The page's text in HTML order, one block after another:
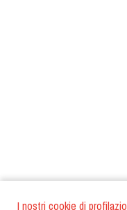
I nostri cookie di